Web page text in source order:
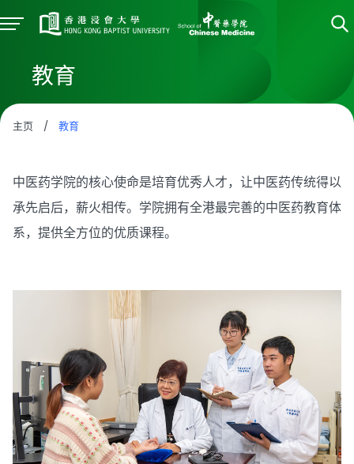
教育
主页 / 教育
中医药学院的核心使命是培育优秀人才，让中医药传统得以
承先启后，薪火相传。学院拥有全港最完善的中医药教育体
系，提供全方位的优质课程。